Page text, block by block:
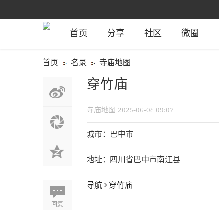
首页 分享 社区 微圈
首页 名录 寺庙地图
›
回复
穿竹庙
寺庙地图 2025-06-08 09:07
城市：巴中市
地址：四川省巴中市南江县
导航 穿竹庙